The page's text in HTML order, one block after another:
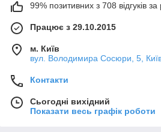
99% позитивних з 708 відгуків за
Працює з 29.10.2015
м. Київ
вул. Володимира Сосюри, 5,
Контакти
Сьогодні вихідний
Показати весь графік роботи